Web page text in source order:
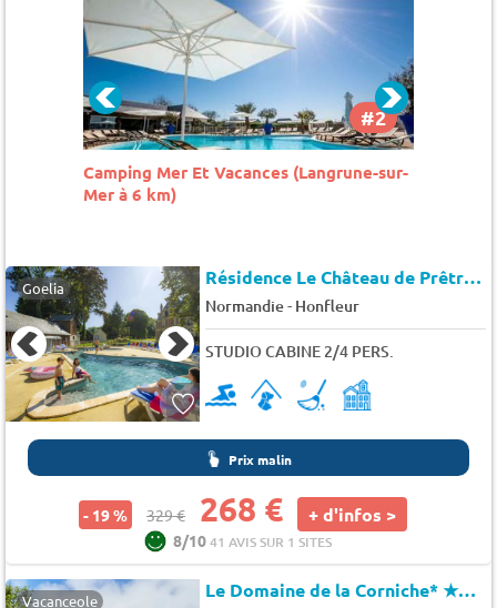
#3
Camping Le Grand Large Les Pieux
Goelia Résidence Le Château de Prêtreville
Normandie- Honfleur
STUDIO CABINE 2/4 PERS.
Prix malin
- 19 % 329 € 268 € + d'infos >
8/1041 AVIS SUR 1 SITES
Vacanceole Le Domaine de la Corniche*★★★